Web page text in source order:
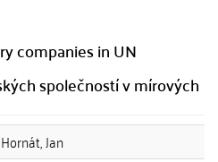
companies in UN
společností v mírových
Hornát, Jan